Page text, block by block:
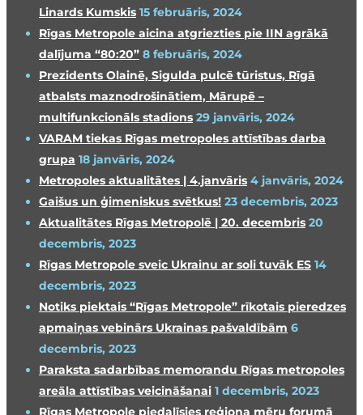
Linards Kumskis 15 februāris, 2024
Rīgas Metropole aicina atgriezties pie IIN agrākā
dalījuma “80:20” 8 februāris, 2024
Prezidents Olainē, Sigulda pulcē tūristus, Rīgā
atbalsts maznodrošinātiem, Mārupē –
multifunkcionāls stadions 29 janvāris, 2024
VARAM tiekas Rīgas metropoles attīstības darba
grupa 18 janvāris, 2024
Metropoles aktualitātes | 4.janvāris 4 janvāris, 2024
Gaišus un ģimeniskus svētkus! 23 decembris, 2023
Aktualitātes Rīgas Metropolē | 20. decembris 20
decembris, 2023
Rīgas Metropole sveic Ukrainu ar soli tuvāk ES 14
decembris, 2023
Notiks piektais “Rīgas Metropole” rīkotais pieredzes
apmaiņas vebinārs Ukrainas pašvaldībām 6
decembris, 2023
Paraksta sadarbības memorandu Rīgas metropoles
areāla attīstības veicināšanai 1 decembris, 2023